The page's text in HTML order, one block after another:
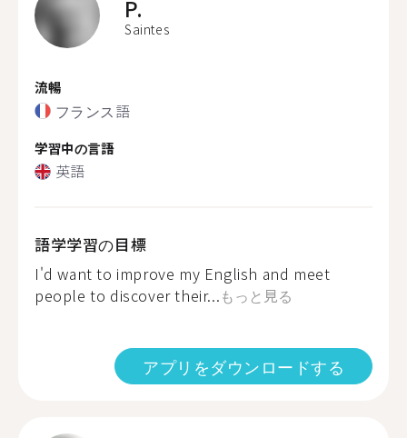
P.
Saintes
流暢
フランス語
学習中の言語
英語
語学学習の目標
I'd want to improve my English and meet
people to discover their...もっと見る
アプリをダウンロードする